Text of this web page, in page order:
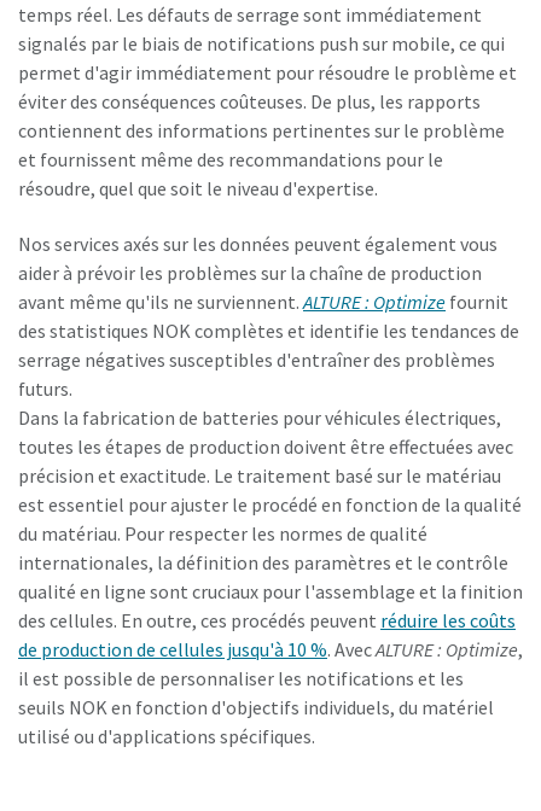
temps réel. Les défauts de serrage sont immédiatement
signalés par le biais de notifications push sur mobile, ce qui
permet d'agir immédiatement pour résoudre le problème et
éviter des conséquences coûteuses. De plus, les rapports
contiennent des informations pertinentes sur le problème
et fournissent même des recommandations pour le
résoudre, quel que soit le niveau d'expertise.
Nos services axés sur les données peuvent également vous
aider à prévoir les problèmes sur la chaîne de production
avant même qu'ils ne surviennent. ALTURE : Optimize fournit
des statistiques NOK complètes et identifie les tendances de
serrage négatives susceptibles d'entraîner des problèmes
futurs.
Dans la fabrication de batteries pour véhicules électriques,
toutes les étapes de production doivent être effectuées avec
précision et exactitude. Le traitement basé sur le matériau
est essentiel pour ajuster le procédé en fonction de la qualité
du matériau. Pour respecter les normes de qualité
internationales, la définition des paramètres et le contrôle
qualité en ligne sont cruciaux pour l'assemblage et la finition
des cellules. En outre, ces procédés peuvent réduire les coûts
de production de cellules jusqu'à 10 %. AvecALTURE : Optimize,
il est possible de personnaliser les notifications et les
seuils NOK en fonction d'objectifs individuels, du matériel
utilisé ou d'applications spécifiques.